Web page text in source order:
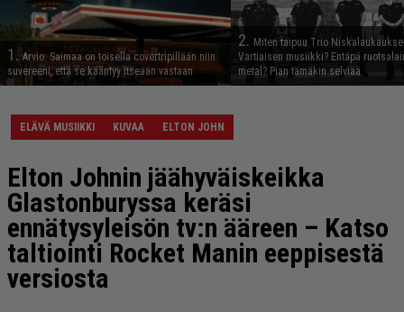
1. Arvio: Saimaa on toisella covertripillään niin
suvereeni, että se kääntyy itseään vastaan
2. Miten taipuu Trio
Vartiaisen musiikki? Entäpä
metal? Pian tämäkin selviää
ELÄVÄ MUSIIKKI KUVAA ELTON JOHN
Elton Johnin jäähyväiskeikka
Glastonburyssa keräsi
ennätysyleisön tv:n ääreen – Katso
taltiointi Rocket Manin eeppisestä
versiosta